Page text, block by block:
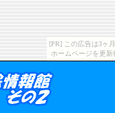
[PR] この広告は3ヶ
ホームページを更